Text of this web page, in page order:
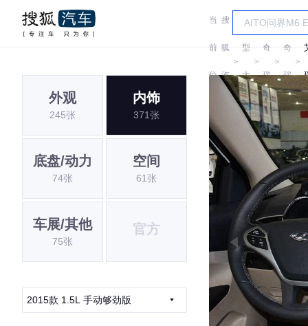
当
前
位
搜
狐
汽
＞
车
型
大
全
＞
奇
瑞
＞
奇
瑞
＞
3
外观
245张
内饰
371张
底盘/动力
74张
空间
61张
车展/其他
75张
官方
2015款 1.5L 手动够劲版